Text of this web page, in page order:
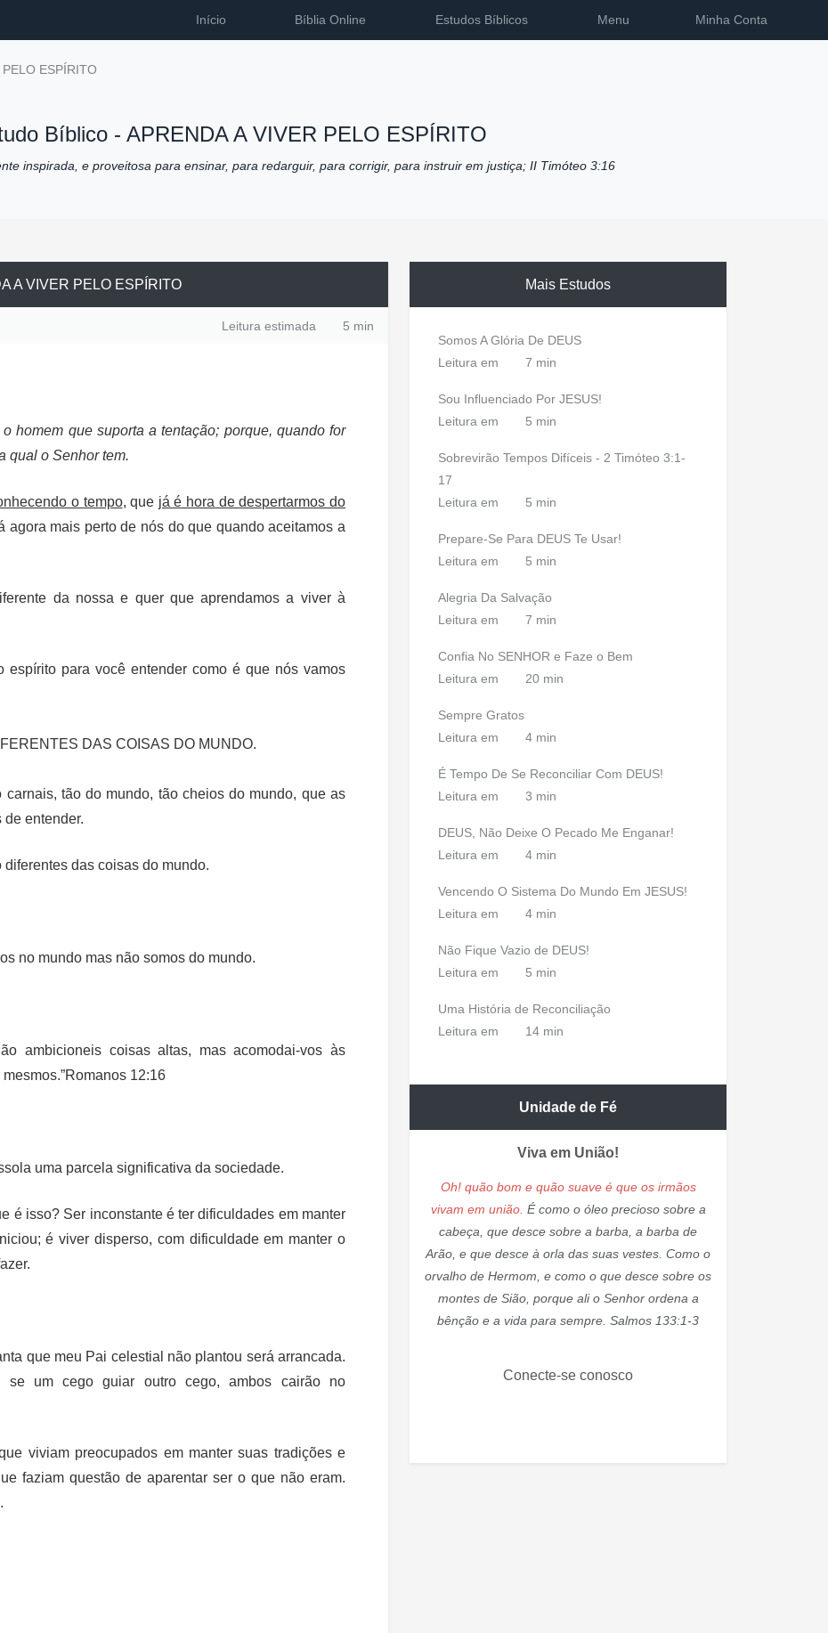
Início Bíblia Online Estudos Bíblicos Menu Minha Conta
PELO ESPÍRITO
Bíblico - APRENDA A VIVER PELO ESPÍRITO
inspirada, e proveitosa para ensinar, para redarguir, para corrigir, para instruir em justiça; II Timóteo 3:16
A VIVER PELO ESPÍRITO
Leitura estimada 5 min
homem que suporta a tentação; porque, quando for
qual o Senhor tem.
o tempo, que já é hora de despertarmos do
agora mais perto de nós do que quando aceitamos a
da nossa e quer que aprendamos a viver à
espírito para você entender como é que nós vamos
DAS COISAS DO MUNDO.
carnais, tão do mundo, tão cheios do mundo, que as
entender.
das coisas do mundo.
no mundo mas não somos do mundo.
ambicioneis coisas altas, mas acomodai-vos às
12:16
uma parcela significativa da sociedade.
é isso? Ser inconstante é ter dificuldades em manter
é viver disperso, com dificuldade em manter o
que meu Pai celestial não plantou será arrancada.
se um cego guiar outro cego, ambos cairão no
viviam preocupados em manter suas tradições e
faziam questão de aparentar ser o que não eram.
Mais Estudos
Somos A Glória De DEUS
Leitura em
7 min
Sou Influenciado Por JESUS!
Leitura em
5 min
Sobrevirão Tempos Difíceis - 2 Timóteo 3:1-
17
Leitura em
5 min
Prepare-Se Para DEUS Te Usar!
Leitura em
5 min
Alegria Da Salvação
Leitura em
7 min
Confia No SENHOR e Faze o Bem
Leitura em
20 min
Sempre Gratos
Leitura em
4 min
É Tempo De Se Reconciliar Com DEUS!
Leitura em
3 min
DEUS, Não Deixe O Pecado Me Enganar!
Leitura em
4 min
Vencendo O Sistema Do Mundo Em JESUS!
Leitura em
4 min
Não Fique Vazio de DEUS!
Leitura em
5 min
Uma História de Reconciliação
Leitura em
14 min
Unidade de Fé
Viva em União!
Oh! quão bom e quão suave é que os irmãos
vivam em união. É como o óleo precioso sobre a
cabeça, que desce sobre a barba, a barba de
Arão, e que desce à orla das suas vestes. Como o
orvalho de Hermom, e como o que desce sobre os
montes de Sião, porque ali o Senhor ordena a
bênção e a vida para sempre. Salmos 133:1-3
Conecte-se conosco